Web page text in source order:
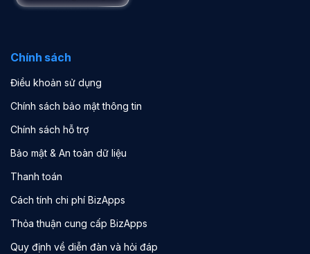
Chính sách
Điều khoản sử dụng
Chính sách bảo mật thông tin
Chính sách hỗ trợ
Bảo mật & An toàn dữ liệu
Thanh toán
Cách tính chi phí BizApps
Thỏa thuận cung cấp BizApps
Quy định về diễn đàn và hỏi đáp